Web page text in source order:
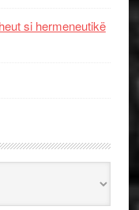
si hermeneutikë